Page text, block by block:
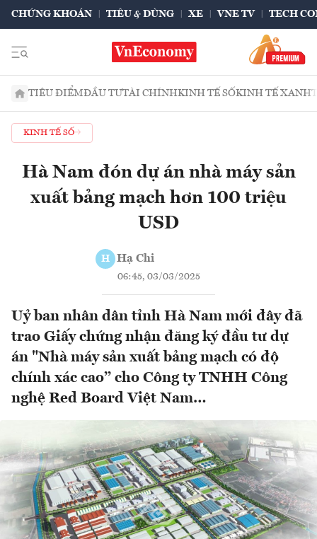
CHỨNG KHOÁN TIÊU & DÙNG XE VNE TV TECH
TIÊU ĐIỂMĐẦU TƯTÀI CHÍNHKINH TẾ SỐKINH TẾ XANH
KINH TẾ SỐ
Hà Nam đón dự án nhà máy sản
xuất bảng mạch hơn 100 triệu
USD
H Hạ Chi
06:45, 03/03/2025
Uỷ ban nhân dân tỉnh Hà Nam mới đây đã
trao Giấy chứng nhận đăng ký đầu tư dự
án "Nhà máy sản xuất bảng mạch có độ
chính xác cao’’ cho Công ty TNHH Công
nghệ Red Board Việt Nam…